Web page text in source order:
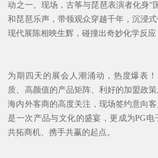
动之一。现场，古筝与琵琶表演者化身“
和琵琶乐声，带领观众穿越千年，沉浸
现代展陈相映生辉，碰撞出奇妙化学反应
为期四天的展会人潮涌动，热度爆表
质、高颜值的产品矩阵、利好的加盟政
海内外客商的高度关注，现场签约意向
是一次产品与文化的盛宴，更成为PG
共拓商机、携手共赢的起点。